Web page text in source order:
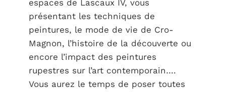
espaces de Lascaux IV, vous
présentant les techniques de
peintures, le mode de vie de Cro-
Magnon, l’histoire de la découverte ou
encore l’impact des peintures
rupestres sur l’art contemporain….
Vous aurez le temps de poser toutes